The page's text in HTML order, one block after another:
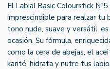
El Labial Basic Colourstick
imprescindible para realzar tu
tono nude, suave y versátil,
ocasión. Su fórmula,
como la cera de abejas, el
karité, hidrata y nutre tus